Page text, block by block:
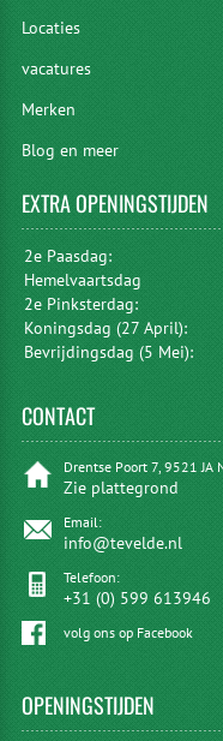
Locaties
vacatures
Merken
Blog en meer
EXTRAOPENINGSTIJDEN
2e Paasdag:
Hemelvaartsdag
2e Pinksterdag:
Koningsdag (27 April):
Bevrijdingsdag (5 Mei):
CONTACT
Drentse Poort 7, 9521 JA
Zie plattegrond
Email:
info@tevelde.nl
Telefoon:
+31 (0) 599 613946
volg ons op Facebook
OPENINGSTIJDEN